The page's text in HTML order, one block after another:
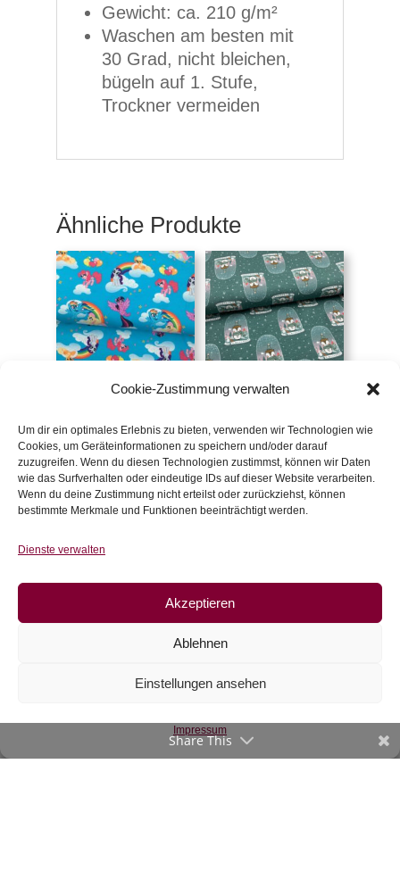
Cookie-Zustimmung verwalten
Um dir ein optimales Erlebnis zu bieten, verwenden wir Technologien wie
Cookies, um Geräteinformationen zu speichern und/oder darauf
zuzugreifen. Wenn du diesen Technologien zustimmst, können wir Daten
wie das Surfverhalten oder eindeutige IDs auf dieser Website verarbeiten.
Wenn du deine Zustimmung nicht erteilst oder zurückziehst, können
bestimmte Merkmale und Funktionen beeinträchtigt werden.
Dienste verwalten
Akzeptieren
Ablehnen
Einstellungen ansehen
Impressum
Gewicht: ca. 210 g/m²
Waschen am besten mit
30 Grad, nicht bleichen,
bügeln auf 1. Stufe,
Trockner vermeiden
Ähnliche Produkte
inkl. 20 % MwSt.
Zur Wunschliste
€ 19,90/m
inkl. 20 % MwSt.
Zur Wunschliste
Erdbeeren, rosa
Share This